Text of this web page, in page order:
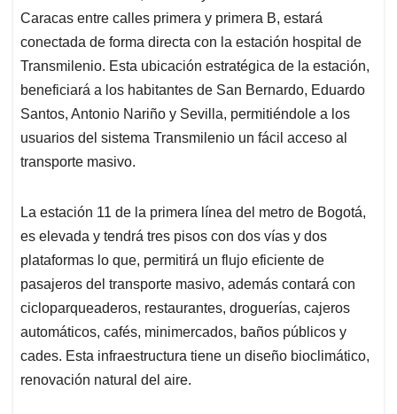
p
k
n
Caracas entre calles primera y primera B, estará
conectada de forma directa con la estación hospital de
Transmilenio. Esta ubicación estratégica de la estación,
beneficiará a los habitantes de San Bernardo, Eduardo
Santos, Antonio Nariño y Sevilla, permitiéndole a los
usuarios del sistema Transmilenio un fácil acceso al
transporte masivo.
La estación 11 de la primera línea del metro de Bogotá,
es elevada y tendrá tres pisos con dos vías y dos
plataformas lo que, permitirá un flujo eficiente de
pasajeros del transporte masivo, además contará con
cicloparqueaderos, restaurantes, droguerías, cajeros
automáticos, cafés, minimercados, baños públicos y
cades. Esta infraestructura tiene un diseño bioclimático,
renovación natural del aire.